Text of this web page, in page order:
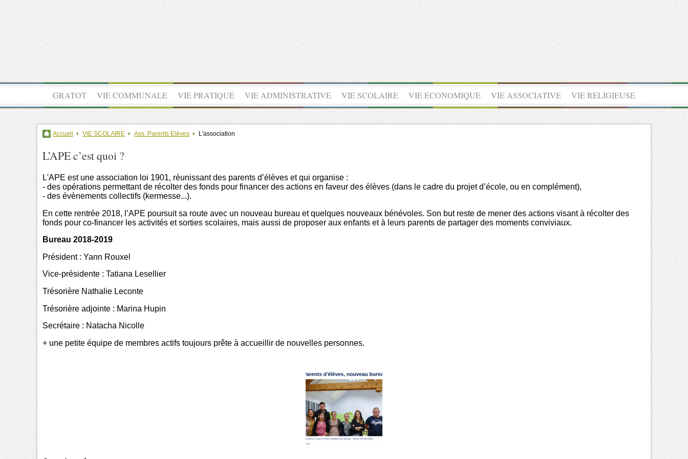
GRATOT VIE COMMUNALE VIE PRATIQUE VIE ADMINISTRATIVE VIE SCOLAIRE VIE ECONOMIQUE VIE ASSOCIATIVE VIE RELIGIEUSE
Accueil VIE SCOLAIRE Ass. Parents Elèves L'association
L’APE c’est quoi ?
L'APE est une association loi 1901, réunissant des parents d’élèves et qui organise :
- des opérations permettant de récolter des fonds pour financer des actions en faveur des élèves (dans le cadre du projet d’école, ou en complément),
- des évènements collectifs (kermesse...).
En cette rentrée 2018, l’APE poursuit sa route avec un nouveau bureau et quelques nouveaux bénévoles. Son but reste de mener des actions visant à récolter des
fonds pour co-financer les activités et sorties scolaires, mais aussi de proposer aux enfants et à leurs parents de partager des moments conviviaux.
Bureau 2018-2019
Président : Yann Rouxel
Vice-présidente : Tatiana Lesellier
Trésorière Nathalie Leconte
Trésorière adjointe : Marina Hupin
Secrétaire : Natacha Nicolle
+ une petite équipe de membres actifs toujours prête à accueillir de nouvelles personnes.